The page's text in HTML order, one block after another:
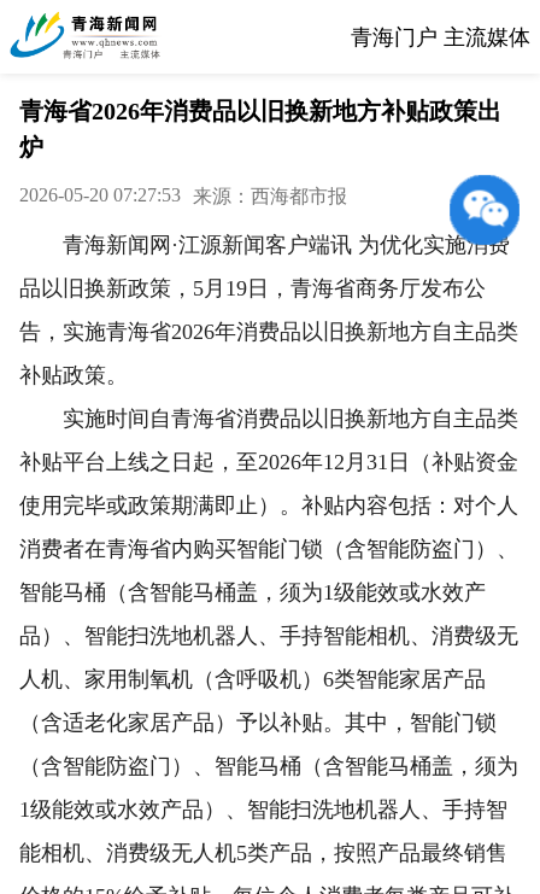
青海门户 主流媒体
青海省2026年消费品以旧换新地方补贴政策出
炉
2026-05-20 07:27:53 来源：西海都市报
青海新闻网·江源新闻客户端讯 为优化实施消费
品以旧换新政策，5月19日，青海省商务厅发布公
告，实施青海省2026年消费品以旧换新地方自主品类
补贴政策。
实施时间自青海省消费品以旧换新地方自主品类
补贴平台上线之日起，至2026年12月31日（补贴资金
使用完毕或政策期满即止）。补贴内容包括：对个人
消费者在青海省内购买智能门锁（含智能防盗门）、
智能马桶（含智能马桶盖，须为1级能效或水效产
品）、智能扫洗地机器人、手持智能相机、消费级无
人机、家用制氧机（含呼吸机）6类智能家居产品
（含适老化家居产品）予以补贴。其中，智能门锁
（含智能防盗门）、智能马桶（含智能马桶盖，须为
1级能效或水效产品）、智能扫洗地机器人、手持智
能相机、消费级无人机5类产品，按照产品最终销售